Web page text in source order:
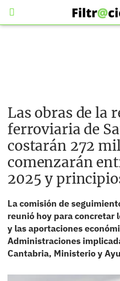
Las obras de la
ferroviaria de
costarán 272
comenzarán
2025 y
La comisión de
reunió hoy para concretar
y las aportaciones
Administraciones
Cantabria, Ministerio y